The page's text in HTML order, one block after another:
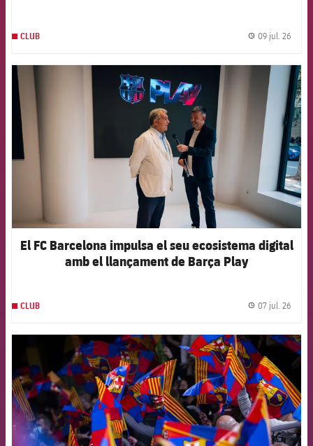
CLUB 09 jul. 26
FCB Barcelona badge
El FC Barcelona impulsa el seu ecosistema digital
amb el llançament de Barça Play
CLUB 07 jul. 26
FCB Barcelona badge